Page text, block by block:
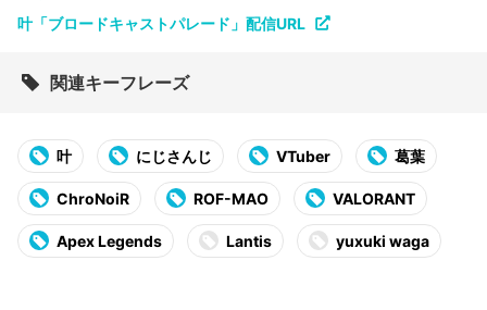
叶「ブロードキャストパレード」配信URL
関連キーフレーズ
叶 にじさんじ VTuber 葛葉
ChroNoiR ROF-MAO VALORANT
Apex Legends Lantis yuxuki waga